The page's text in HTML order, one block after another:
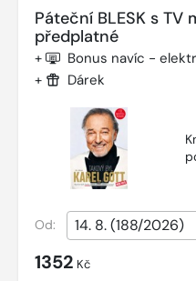
Páteční BLESK s
předplatné
+ Bonus navíc -
+ Dárek
Od:
1352 Kč